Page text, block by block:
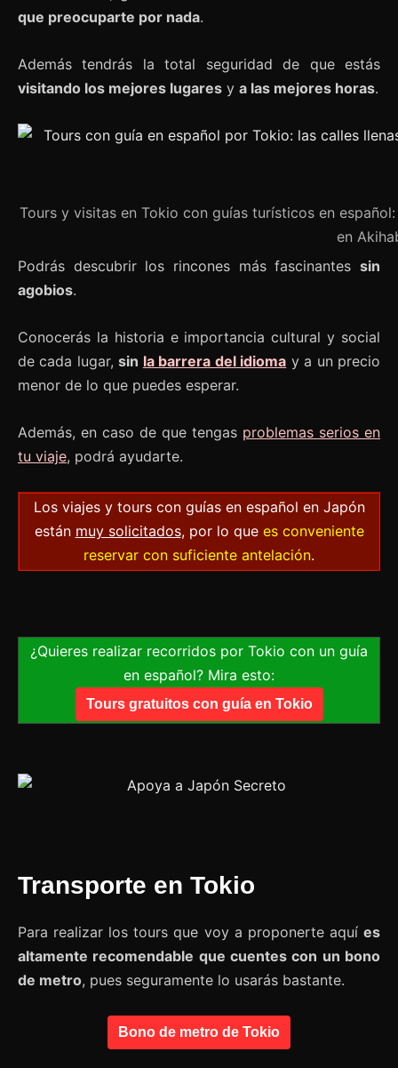
que preocuparte por nada.
Además tendrás la total seguridad de que estás
visitando los mejores lugares y a las mejores horas.
Tours y visitas en Tokio con guías turísticos en
en
Podrás descubrir los rincones más fascinantes sin
agobios.
Conocerás la historia e importancia cultural y social
de cada lugar,sin la barrera del idioma y a un precio
menor de lo que puedes esperar.
Además, en caso de que tengas problemas serios en
tu viaje, podrá ayudarte.
Los viajes y tours con guías en español en Japón
están muy solicitados, por lo que es conveniente
reservar con suficiente antelación.
¿Quieres realizar recorridos por Tokio con un guía
en español? Mira esto:
Tours gratuitos con guía en Tokio
Transporte en Tokio
Para realizar los tours que voy a proponerte aquí es
altamente recomendable que cuentes con un bono
de metro, pues seguramente lo usarás bastante.
Bono de metro de Tokio